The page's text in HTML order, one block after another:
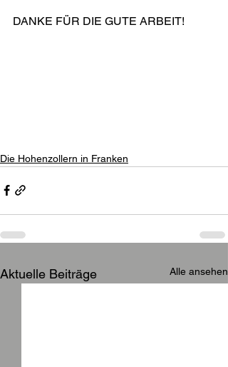
DANKE FÜR DIE GUTE ARBEIT!
Die Hohenzollern in Franken
Aktuelle Beiträge Alle ansehen